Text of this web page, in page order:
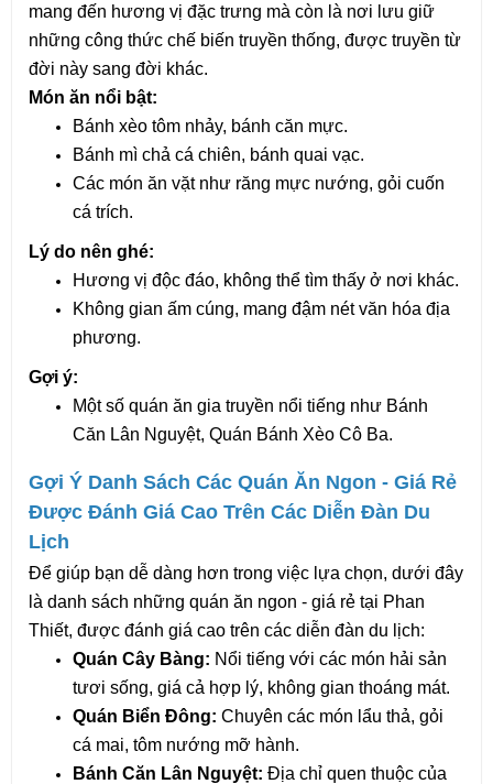
mang đến hương vị đặc trưng mà còn là nơi lưu giữ
những công thức chế biến truyền thống, được truyền từ
đời này sang đời khác.
Món ăn nổi bật:
Bánh xèo tôm nhảy, bánh căn mực.
Bánh mì chả cá chiên, bánh quai vạc.
Các món ăn vặt như răng mực nướng, gỏi cuốn
cá trích.
Lý do nên ghé:
Hương vị độc đáo, không thể tìm thấy ở nơi khác.
Không gian ấm cúng, mang đậm nét văn hóa địa
phương.
Gợi ý:
Một số quán ăn gia truyền nổi tiếng như Bánh
Căn Lân Nguyệt, Quán Bánh Xèo Cô Ba.
Gợi Ý Danh Sách Các Quán Ăn Ngon - Giá Rẻ
Được Đánh Giá Cao Trên Các Diễn Đàn Du
Lịch
Để giúp bạn dễ dàng hơn trong việc lựa chọn, dưới đây
là danh sách những quán ăn ngon - giá rẻ tại Phan
Thiết, được đánh giá cao trên các diễn đàn du lịch:
Quán Cây Bàng: Nổi tiếng với các món hải sản
tươi sống, giá cả hợp lý, không gian thoáng mát.
Quán Biển Đông: Chuyên các món lẩu thả, gỏi
cá mai, tôm nướng mỡ hành.
Bánh Căn Lân Nguyệt: Địa chỉ quen thuộc của